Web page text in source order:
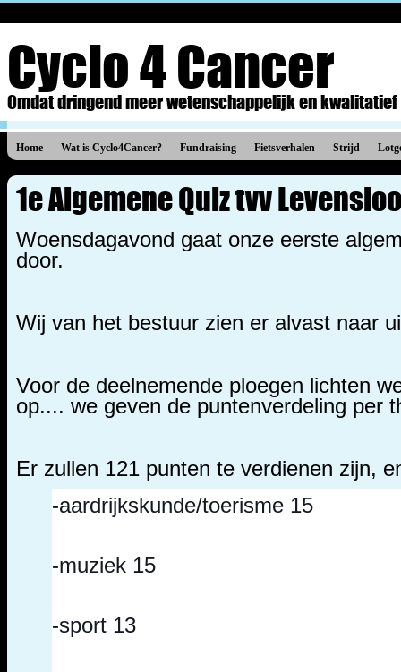
Cyclo 4 Cancer
Omdat dringend meer wetenschappelijk en
Home Wat is Cyclo4Cancer? Fundraising Fietsverhalen Strijd
1e Algemene Quiz tvv
Woensdagavond gaat onze eerste
door.
Wij van het bestuur zien er alvast naar
Voor de deelnemende ploegen lichten
op.... we geven de puntenverdeling per
Er zullen 121 punten te verdienen zijn,
-aardrijkskunde/toerisme 15
-muziek 15
-sport 13